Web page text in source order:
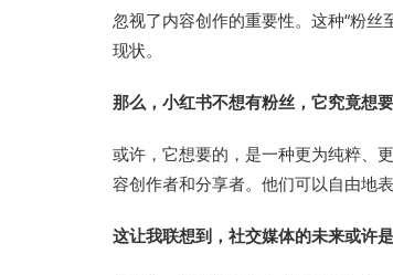
忽视了内容创作的重要性。这种“粉
现状。
那么，小红书不想有粉丝，它究竟想
或许，它想要的，是一种更为纯粹、
容创作者和分享者。他们可以自由地
这让我联想到，社交媒体的未来或许